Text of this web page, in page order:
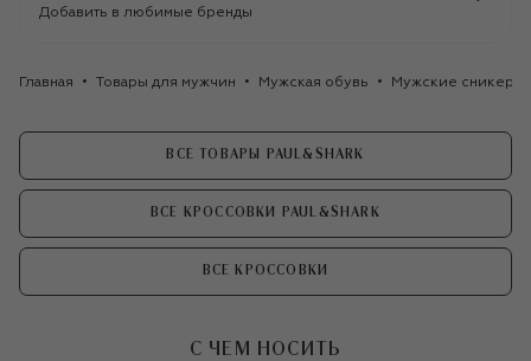
Добавить в любимые бренды
Главная Товары для мужчин Мужская обувь Мужские сникеры
ВСЕ ТОВАРЫ PAUL&SHARK
ВСЕ КРОССОВКИ PAUL&SHARK
ВСЕ КРОССОВКИ
С ЧЕМ НОСИТЬ